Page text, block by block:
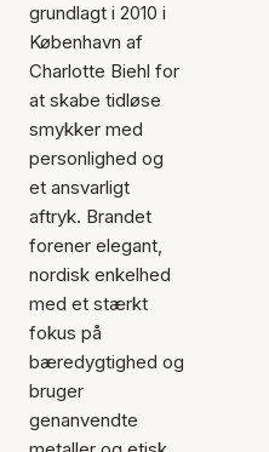
grundlagt i 2010 i
København af
Charlotte Biehl for
at skabe tidløse
smykker med
personlighed og
et ansvarligt
aftryk. Brandet
forener elegant,
nordisk enkelhed
med et stærkt
fokus på
bæredygtighed og
bruger
genanvendte